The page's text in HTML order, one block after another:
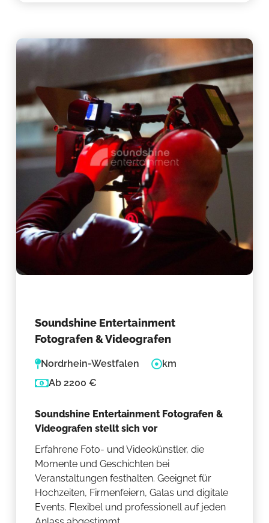
Soundshine Entertainment
Fotografen & Videografen
Nordrhein-Westfalen
km
Ab 2200 €
Soundshine Entertainment Fotografen &
Videografen stellt sich vor
Erfahrene Foto- und Videokünstler, die
Momente und Geschichten bei
Veranstaltungen festhalten. Geeignet für
Hochzeiten, Firmenfeiern, Galas und digitale
Events. Flexibel und professionell auf jeden